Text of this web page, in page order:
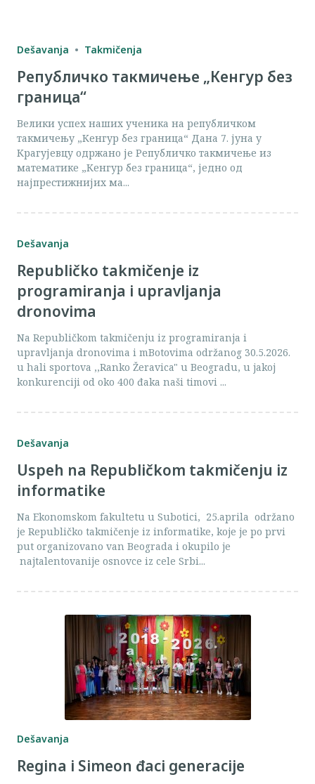
Dešavanja Takmičenja
Републичко такмичење „Кенгур без
граница“
Велики успех наших ученика на републичком
такмичењу „Кенгур без граница“ Дана 7. јуна у
Крагујевцу одржано је Републичко такмичење из
математике „Кенгур без граница“, једно од
најпрестижнијих ма...
Dešavanja
Republičko takmičenje iz
programiranja i upravljanja
dronovima
Na Republičkom takmičenju iz programiranja i
upravljanja dronovima i mBotovima održanog 30.5.2026.
u hali sportova ,,Ranko Žeravica" u Beogradu, u jakoj
konkurenciji od oko 400 đaka naši timovi ...
Dešavanja
Uspeh na Republičkom takmičenju iz
informatike
Na Ekonomskom fakultetu u Subotici, 25.aprila održano
je Republičko takmičenje iz informatike, koje je po prvi
put organizovano van Beograda i okupilo je
najtalentovanije osnovce iz cele Srbi...
Dešavanja
Regina i Simeon đaci generacije